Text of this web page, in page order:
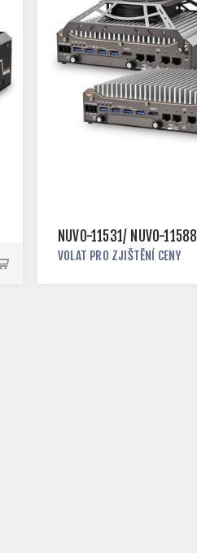
NUVO-11531/ NUVO-11588
VOLAT PRO ZJIŠTĚNÍ CENY